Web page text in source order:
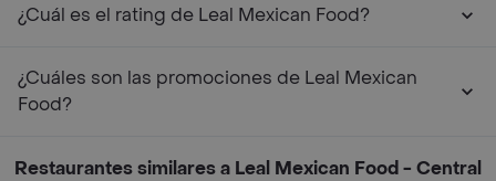
¿Cuál es el rating de Leal Mexican Food?
¿Cuáles son las promociones de Leal Mexican
Food?
Restaurantes similares a Leal Mexican Food - Central